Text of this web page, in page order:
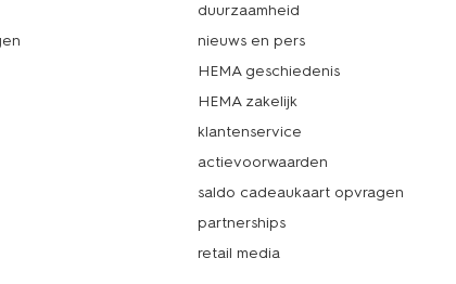
duurzaamheid
nieuws en pers
HEMA geschiedenis
HEMA zakelijk
klantenservice
actievoorwaarden
saldo cadeaukaart opvragen
partnerships
retail media